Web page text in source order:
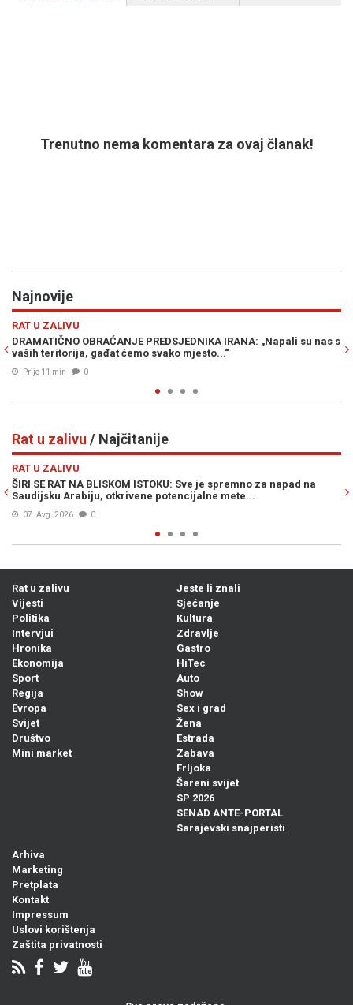
Trenutno nema komentara za ovaj članak!
Najnovije
PREDSJEDNIKA IRANA: „Napali su nas s
svako mjesto...“
UŽAS S DRUGE STRANE
tijelo muškarca, uhapšena
Rat u zalivu / Najčitanije
ISTOKU: Sve je spremno za napad na
potencijalne mete...
OVO NIKO NIJE
izneđu Irana i SAD-a...
Rat u zalivu
Vijesti
Politika
Intervjui
Hronika
Ekonomija
Sport
Regija
Evropa
Svijet
Društvo
Mini market
Jeste li znali
Sjećanje
Kultura
Zdravlje
Gastro
HiTec
Auto
Show
Sex i grad
Žena
Estrada
Zabava
Frljoka
Šareni svijet
SP 2026
SENAD ANTE-PORTAL
Sarajevski snajperisti
Arhiva
Marketing
Pretplata
Kontakt
Impressum
Uslovi korištenja
Zaštita privatnosti